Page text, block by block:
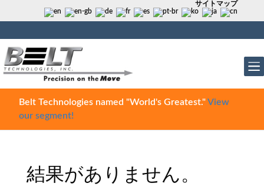
サイトマップ
Belt Technologies named "World's Greatest."View
our segment!
結果がありません。